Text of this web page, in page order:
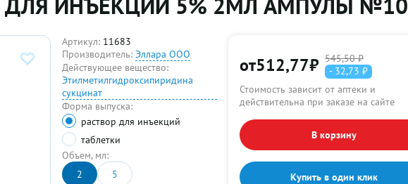
Артикул: 11683
Производитель:Эллара ООО
Действующее вещество:
Этилметилгидроксипиридина
сукцинат
Форма выпуска:
раствор для инъекций
таблетки
Объем, мл:
2
5
от512,77₽ 545,50 ₽
- 32,73 ₽
Стоимость зависит от аптеки и
действительна при заказе на сайте
В корзину
Купить в один клик